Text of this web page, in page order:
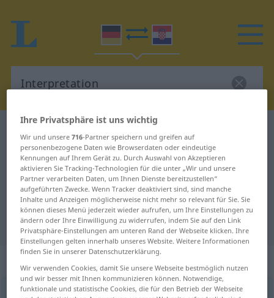
Deutsch-Kroatisch Übersetzung für
"Interpretation"
"Interpretation" Kroatisch
Übersetzung
: Femininum
Interpretation f <Interpretation; -en>
Ihre Privatsphäre ist uns wichtig
Wir und unsere716-Partner speichern und greifen auf
personenbezogene Daten wie Browserdaten oder eindeutige
Kennungen auf Ihrem Gerät zu. Durch Auswahl von Akzeptieren
aktivieren Sie Tracking-Technologien für die unter „Wir und unsere
Partner verarbeiten Daten, um Ihnen Dienste bereitzustellen“
aufgeführten Zwecke. Wenn Tracker deaktiviert sind, sind manche
Inhalte und Anzeigen möglicherweise nicht mehr so relevant für Sie. Sie
können dieses Menü jederzeit wieder aufrufen, um Ihre Einstellungen zu
ändern oder Ihre Einwilligung zu widerrufen, indem Sie auf den Link
Privatsphäre-Einstellungen am unteren Rand der Webseite klicken. Ihre
Einstellungen gelten innerhalb unseres Website. Weitere Informationen
finden Sie in unserer Datenschutzerklärung.
Wir verwenden Cookies, damit Sie unsere Webseite bestmöglich nutzen
und wir besser mit Ihnen kommunizieren können. Notwendige,
funktionale und statistische Cookies, die für den Betrieb der Webseite